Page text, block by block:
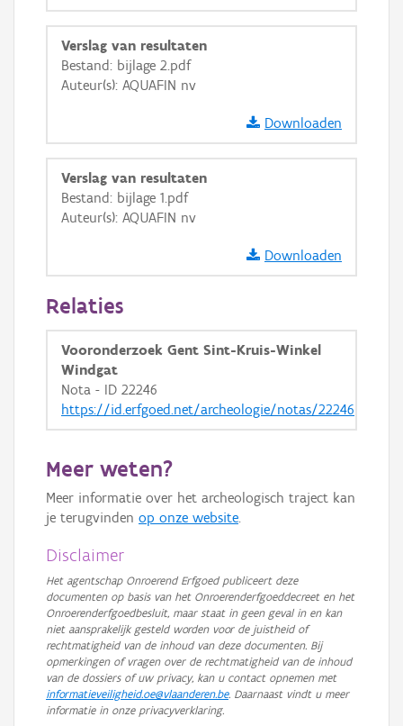
Verslag van resultaten
Bestand: bijlage 2.pdf
Auteur(s): AQUAFIN nv
Downloaden
Verslag van resultaten
Bestand: bijlage 1.pdf
Auteur(s): AQUAFIN nv
Downloaden
Relaties
Vooronderzoek Gent Sint-Kruis-Winkel
Windgat
Nota - ID 22246
https://id.erfgoed.net/archeologie/notas/22246
Meer weten?
Meer informatie over het archeologisch traject kan
je terugvinden op onze website.
Disclaimer
Het agentschap Onroerend Erfgoed publiceert deze
documenten op basis van het Onroerenderfgoeddecreet en het
Onroerenderfgoedbesluit, maar staat in geen geval in en kan
niet aansprakelijk gesteld worden voor de juistheid of
rechtmatigheid van de inhoud van deze documenten. Bij
opmerkingen of vragen over de rechtmatigheid van de inhoud
van de dossiers of uw privacy, kan u contact opnemen met
informatieveiligheid.oe@vlaanderen.be. Daarnaast vindt u meer
informatie in onze privacyverklaring.